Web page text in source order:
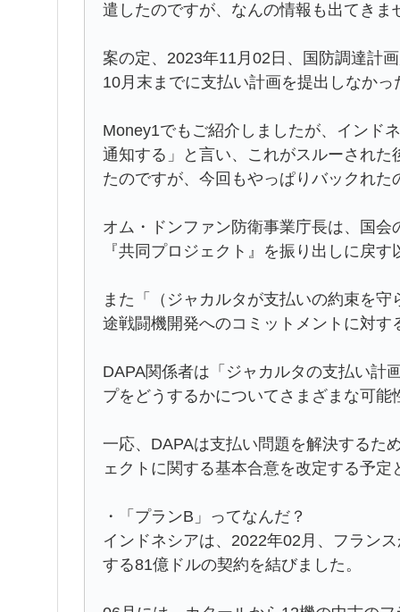
遣したのですが、なんの情報も出てき
案の定、2023年11月02日、国防調達計
10月末までに支払い計画を提出しなか
Money1でもご紹介しましたが、インド
通知する」と言い、これがスルーされ
たのですが、今回もやっぱりバックれた
オム・ドンファン防衛事業庁長は、国
『共同プロジェクト』を振り出しに戻
また「（ジャカルタが支払いの約束を
途戦闘機開発へのコミットメントに対す
DAPA関係者は「ジャカルタの支払い計
プをどうするかについてさまざまな可
一応、DAPAは支払い問題を解決するた
ェクトに関する基本合意を改定する予定
・「プランB」ってなんだ？
インドネシアは、2022年02月、フラン
する81億ドルの契約を結びました。